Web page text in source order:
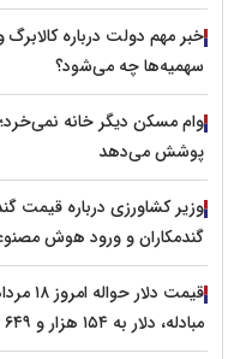
خبر مهم دولت درباره کالابرگ
سهمیه‌ها چه می‌شود؟
وام مسکن دیگر خانه
پوشش می‌دهد
وزیر کشاورزی درباره قیمت
گندمکاران و ورود هوش
مبادله، دلار به ۱۵۴ هزار و ۶۴۹ تومان رسید